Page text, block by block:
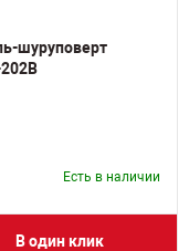
шуруповерт
202B
Есть в наличии
В один клик